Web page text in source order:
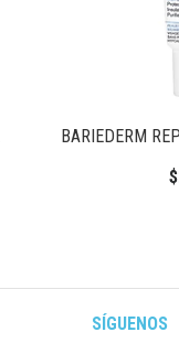
BARIEDERM
SÍGUENOS